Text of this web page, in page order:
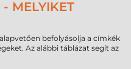
MELYIKET
befolyásolja a címkék
Az alábbi táblázat segít az